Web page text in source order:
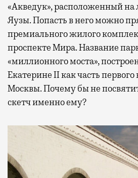
«Акведук», расположенный на
Яузы. Попасть в него можно
премиального жилого
проспекте Мира. Название
«миллионного моста»,
Екатерине II как часть первого
Москвы. Почему бы не
скетч именно ему?